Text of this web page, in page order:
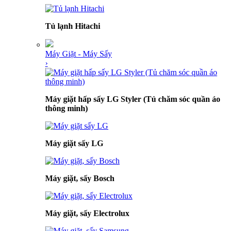
Tủ lạnh Hitachi
Máy Giặt - Máy Sấy
›
Máy giặt hấp sấy LG Styler (Tủ chăm sóc quần áo
thông minh)
Máy giặt sấy LG
Máy giặt, sấy Bosch
Máy giặt, sấy Electrolux